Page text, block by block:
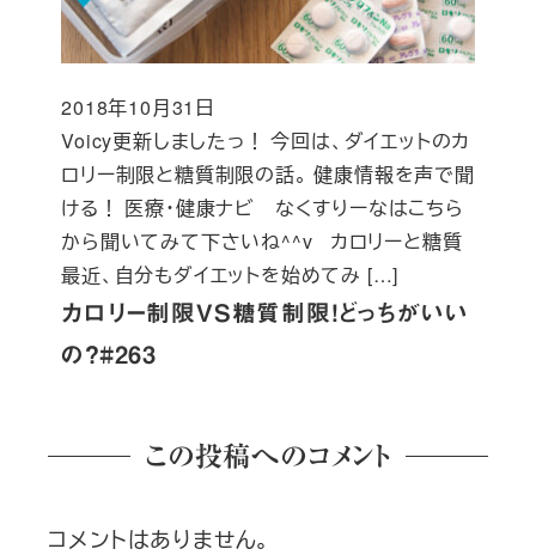
カロリー制限VS糖質制限！どっちがいい
の？#263
Voicy更新しましたっ！ 今回は、ダイエットのカ
ロリー制限と糖質制限の話。 健康情報を声で聞
ける！ 医療・健康ナビ なくすりーなはこちら
から聞いてみて下さいね^^v カロリーと糖質
最近、自分もダイエットを始めてみ […]
投稿日
2018年10月31日
この投稿へのコメント
コメントはありません。